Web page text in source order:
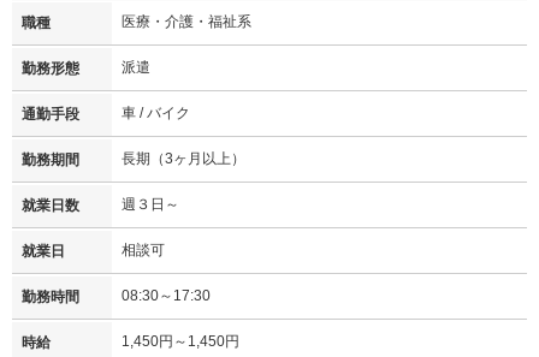
職種 医療・介護・福祉系
勤務形態 派遣
通勤手段 車 / バイク
勤務期間 長期（3ヶ月以上）
就業日数 週３日～
就業日 相談可
勤務時間 08:30～17:30
時給 1,450円～1,450円